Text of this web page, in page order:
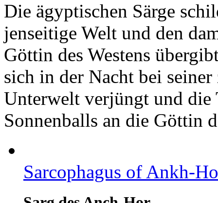
Die ägyptischen Särge
jenseitige Welt und den
Göttin des Westens
sich in der Nacht bei
Unterwelt verjüngt und die
Sonnenballs an die Göttin
Sarcophagus of Ankh-